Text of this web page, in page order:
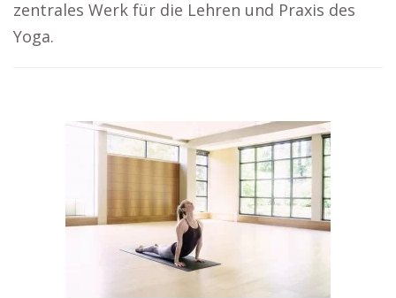
zentrales Werk für die Lehren und Praxis des
Yoga.